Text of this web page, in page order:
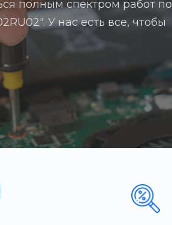
полным спектром работ по
У нас есть все, чтобы